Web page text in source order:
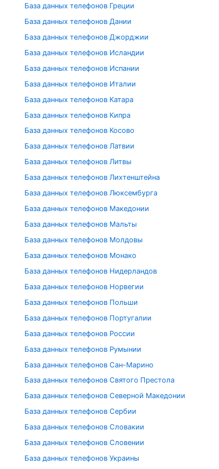
База данных телефонов Греции
База данных телефонов Дании
База данных телефонов Джорджии
База данных телефонов Исландии
База данных телефонов Испании
База данных телефонов Италии
База данных телефонов Катара
База данных телефонов Кипра
База данных телефонов Косово
База данных телефонов Латвии
База данных телефонов Литвы
База данных телефонов Лихтенштейна
База данных телефонов Люксембурга
База данных телефонов Македонии
База данных телефонов Мальты
База данных телефонов Молдовы
База данных телефонов Монако
База данных телефонов Нидерландов
База данных телефонов Норвегии
База данных телефонов Польши
База данных телефонов Португалии
База данных телефонов России
База данных телефонов Румынии
База данных телефонов Сан-Марино
База данных телефонов Святого Престола
База данных телефонов Северной Македонии
База данных телефонов Сербии
База данных телефонов Словакии
База данных телефонов Словении
База данных телефонов Украины